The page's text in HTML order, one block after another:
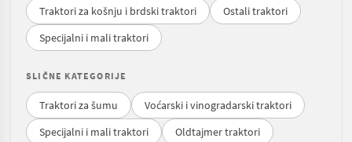
Traktori za košnju i brdski traktori
Ostali traktori
Specijalni i mali traktori
SLIČNE KATEGORIJE
Traktori za šumu
Voćarski i vinogradarski traktori
Specijalni i mali traktori
Oldtajmer traktori